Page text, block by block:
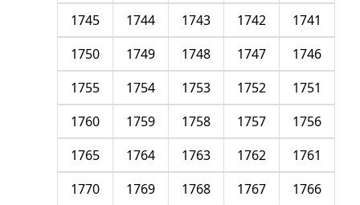
1741
1742
1743
1744
1745
1746
1747
1748
1749
1750
1751
1752
1753
1754
1755
1756
1757
1758
1759
1760
1761
1762
1763
1764
1765
1766
1767
1768
1769
1770